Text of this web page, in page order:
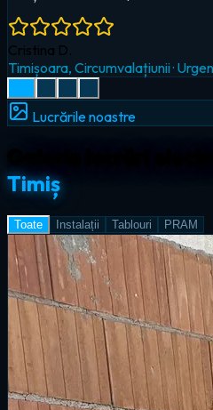
Radu I.
Giroc·Iluminat LED & smart home
Lucrările noastre
Timiș
Toate Instalații Tablouri PRAM